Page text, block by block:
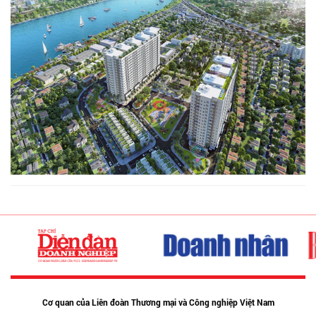
Cơ quan của Liên đoàn Thương mại và Công nghiệp Việt Nam